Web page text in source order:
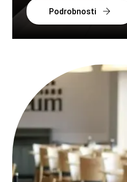
Podrobnosti